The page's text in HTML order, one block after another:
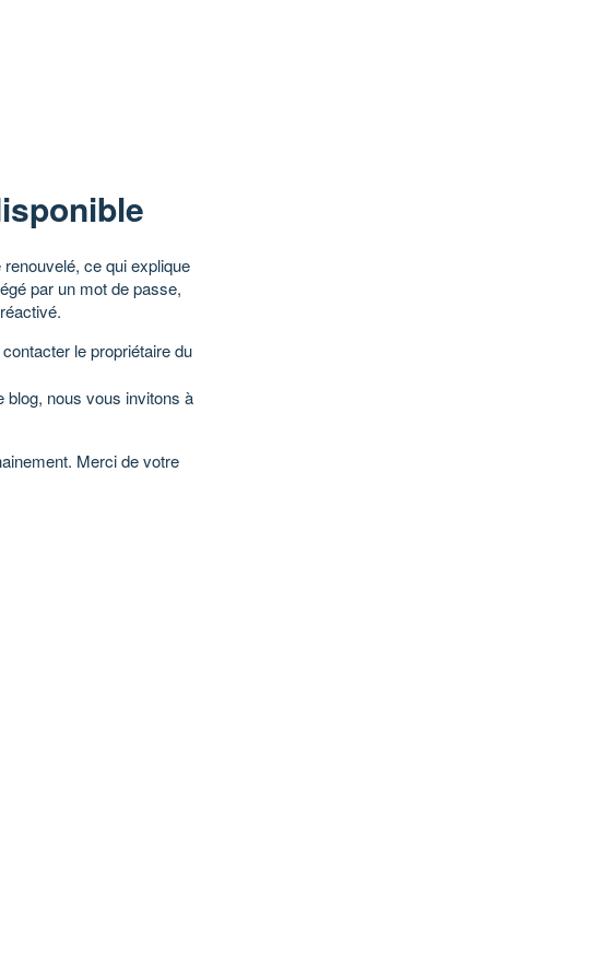
renouvelé, ce qui explique
par un mot de passe,
le propriétaire du
blog, nous vous invitons à
Merci de votre